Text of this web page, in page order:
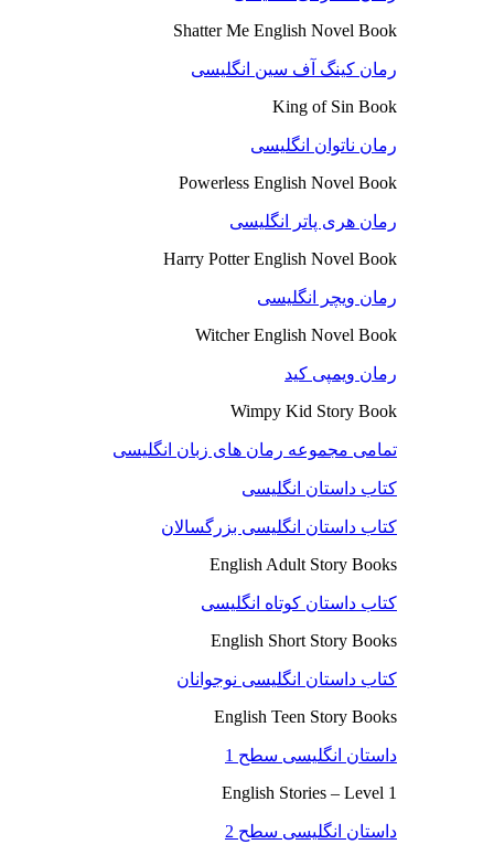
Shatter Me English Novel Book
رمان کینگ آف سین انگلیسی
King of Sin Book
رمان ناتوان انگلیسی
Powerless English Novel Book
رمان هری پاتر انگلیسی
Harry Potter English Novel Book
رمان ویچر انگلیسی
Witcher English Novel Book
رمان ویمپی کید
Wimpy Kid Story Book
تمامی مجموعه رمان های زبان انگلیسی
کتاب داستان انگلیسی
کتاب داستان انگلیسی بزرگسالان
English Adult Story Books
کتاب داستان کوتاه انگلیسی
English Short Story Books
کتاب داستان انگلیسی نوجوانان
English Teen Story Books
داستان انگلیسی سطح 1
English Stories – Level 1
داستان انگلیسی سطح 2